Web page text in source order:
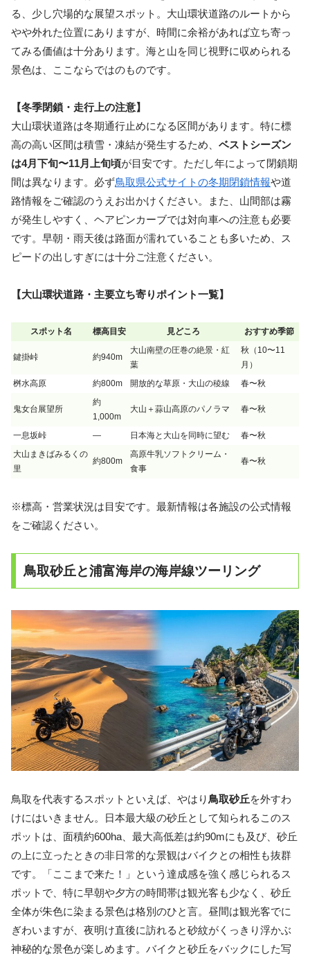
る、少し穴場的な展望スポット。大山環状道路のルートから
やや外れた位置にありますが、時間に余裕があれば立ち寄っ
てみる価値は十分あります。海と山を同じ視野に収められる
景色は、ここならではのものです。
【冬季閉鎖・走行上の注意】
大山環状道路は冬期通行止めになる区間があります。特に標
高の高い区間は積雪・凍結が発生するため、 ベストシーズン
は4月下旬〜11月上旬頃が目安です。ただし年によって閉鎖期
間は異なります。必ず鳥取県公式サイトの冬期閉鎖情報や道
路情報をご確認のうえお出かけください。また、山間部は霧
が発生しやすく、ヘアピンカーブでは対向車への注意も必要
です。早朝・雨天後は路面が濡れていることも多いため、ス
ピードの出しすぎには十分ご注意ください。
【大山環状道路・主要立ち寄りポイント一覧】
スポット名 標高目安 見どころ おすすめ季節
鍵掛峠 約940m
大山南壁の圧巻の絶景・紅
葉
秋（10〜11
月）
桝水高原
約800m 開放的な草原・大山の稜線 春〜秋
鬼女台展望所
約
1,000m
大山＋蒜山高原のパノラマ 春〜秋
一息坂峠 — 日本海と大山を同時に望む
春〜秋
大山まきばみるくの
里
約800m
高原牛乳ソフトクリーム・
食事
春〜秋
※標高・営業状況は目安です。最新情報は各施設の公式情報
をご確認ください。
鳥取砂丘と浦富海岸の海岸線ツーリング
鳥取を代表するスポットといえば、やはり鳥取砂丘を外すわ
けにはいきません。日本最大級の砂丘として知られるこのス
ポットは、面積約600ha、最大高低差は約90mにも及び、砂丘
の上に立ったときの非日常的な景観はバイクとの相性も抜群
です。「ここまで来た！」という達成感を強く感じられるス
ポットで、特に早朝や夕方の時間帯は観光客も少なく、砂丘
全体が朱色に染まる景色は格別のひと言。昼間は観光客でに
ぎわいますが、夜明け直後に訪れると砂紋がくっきり浮かぶ
神秘的な景色が楽しめます。バイクと砂丘をバックにした写